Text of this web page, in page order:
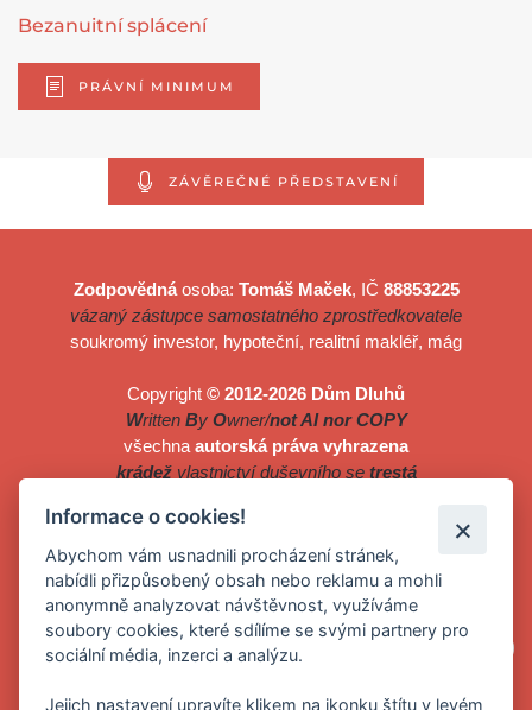
Bezanuitní splácení
PRÁVNÍ MINIMUM
ZÁVĚREČNÉ PŘEDSTAVENÍ
Zodpovědnáosoba: Tomáš Maček, IČ 88853225
vázaný zástupce samostatného zprostředkovatele
soukromý investor, hypoteční, realitní makléř, mág
Copyright © 2012-2026 Dům Dluhů
Written ByOwner/not AI nor COPY
všechna autorská práva vyhrazena
krádežvlastnictví duševního setrestá
zkrátka slušnánebanka
Odkazy na naše ne/aktivní sociální sítě:
Informace o cookies!
Abychom vám usnadnili procházení stránek,
nabídli přizpůsobený obsah nebo reklamu a mohli
anonymně analyzovat návštěvnost, využíváme
soubory cookies, které sdílíme se svými partnery pro
sociální média, inzerci a analýzu.
Jejich nastavení upravíte klikem na ikonku štítu v levém